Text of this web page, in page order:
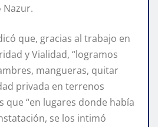
Nazur.
que, gracias al trabajo en
y Vialidad, “logramos
mangueras, quitar
privada en terrenos
que “en lugares donde había
se los intimó